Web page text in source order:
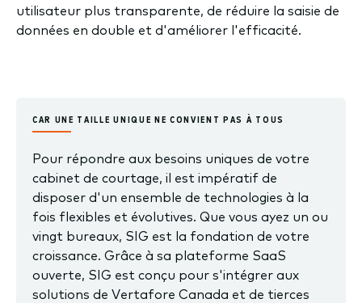
utilisateur plus transparente, de réduire la saisie de
données en double et d'améliorer l'efficacité.
CAR UNE TAILLE UNIQUE NE CONVIENT PAS À TOUS
Pour répondre aux besoins uniques de votre
cabinet de courtage, il est impératif de
disposer d'un ensemble de technologies à la
fois flexibles et évolutives. Que vous ayez un ou
vingt bureaux, SIG est la fondation de votre
croissance. Grâce à sa plateforme SaaS
ouverte, SIG est conçu pour s'intégrer aux
solutions de Vertafore Canada et de tierces